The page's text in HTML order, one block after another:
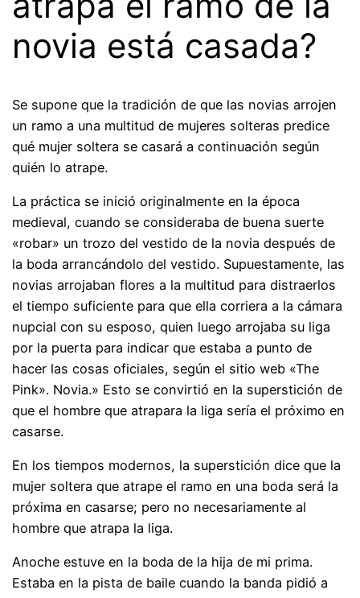
novia está casada?
Se supone que la tradición de que las novias arrojen
un ramo a una multitud de mujeres solteras predice
qué mujer soltera se casará a continuación según
quién lo atrape.
La práctica se inició originalmente en la época
medieval, cuando se consideraba de buena suerte
«robar» un trozo del vestido de la novia después de
la boda arrancándolo del vestido. Supuestamente, las
novias arrojaban flores a la multitud para distraerlos
el tiempo suficiente para que ella corriera a la cámara
nupcial con su esposo, quien luego arrojaba su liga
por la puerta para indicar que estaba a punto de
hacer las cosas oficiales, según el sitio web «The
Pink». Novia.» Esto se convirtió en la superstición de
que el hombre que atrapara la liga sería el próximo en
casarse.
En los tiempos modernos, la superstición dice que la
mujer soltera que atrape el ramo en una boda será la
próxima en casarse; pero no necesariamente al
hombre que atrapa la liga.
Anoche estuve en la boda de la hija de mi prima.
Estaba en la pista de baile cuando la banda pidió a